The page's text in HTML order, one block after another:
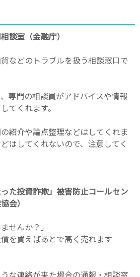
談室（金融庁）
などのトラブルを扱う相談窓口で
専門の相談員がアドバイスや情報
てくれます。
紹介や論点整理などはしてくれま
はしてくれないので、注意してく
った投資詐欺」被害防止コールセン
会）
せんか？」
債を買えばあとで高く売れます